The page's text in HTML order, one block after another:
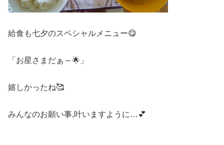
給食も七夕のスペシャルメニュー😋
「お星さまだぁ～🌟」
嬉しかったね🥰
みんなのお願い事,叶いますように…💕